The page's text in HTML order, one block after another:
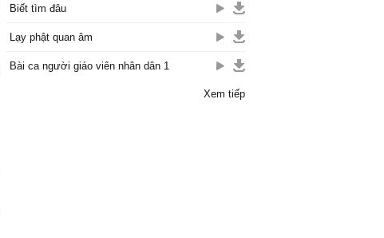
Biết tìm đâu
Lạy phật quan âm
Bài ca người giáo viên nhân dân 1
Xem tiếp